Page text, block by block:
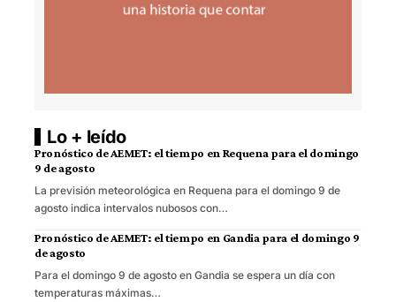
Lo + leído
Pronóstico de AEMET: el tiempo en Requena para el domingo
9 de agosto
La previsión meteorológica en Requena para el domingo 9 de
agosto indica intervalos nubosos con…
Pronóstico de AEMET: el tiempo en Gandia para el domingo 9
de agosto
Para el domingo 9 de agosto en Gandia se espera un día con
temperaturas máximas…